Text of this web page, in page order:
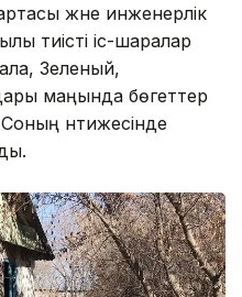
және инженерлік
тиісті іс-шаралар
Зеленый,
маңында бөгеттер
нәтижесінде